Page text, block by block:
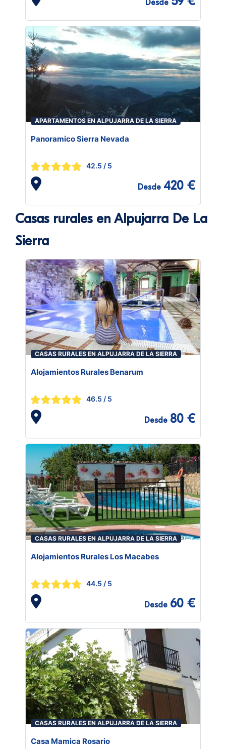
Desde
APARTAMENTOS EN ALPUJARRA DE LA SIERRA
Panoramico Sierra Nevada
42.5 / 5
Desde 420 €
Casas rurales en Alpujarra De La
Sierra
CASAS RURALES EN ALPUJARRA DE LA SIERRA
Alojamientos Rurales Benarum
46.5 / 5
Desde 80 €
CASAS RURALES EN ALPUJARRA DE LA SIERRA
Alojamientos Rurales Los Macabes
44.5 / 5
Desde 60 €
CASAS RURALES EN ALPUJARRA DE LA SIERRA
Casa Mamica Rosario